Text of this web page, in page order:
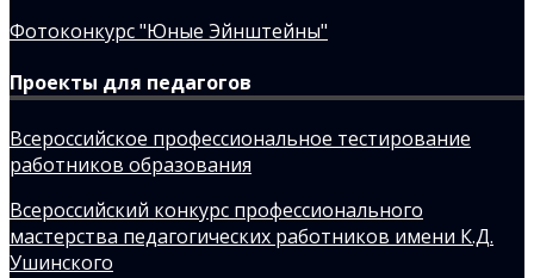
Фотоконкурс "Юные Эйнштейны"
Проекты для педагогов
Всероссийское профессиональное тестирование
работников образования
Всероссийский конкурс профессионального
мастерства педагогических работников имени К.Д.
Ушинского